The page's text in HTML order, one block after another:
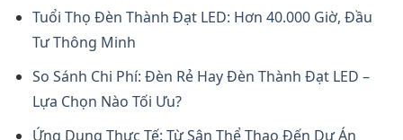
Tuổi Thọ Đèn Thành Đạt LED: Hơn 40.000 Giờ, Đầu
Tư Thông Minh
So Sánh Chi Phí: Đèn Rẻ Hay Đèn Thành Đạt LED –
Lựa Chọn Nào Tối Ưu?
Ứng Dụng Thực Tế: Từ Sân Thể Thao Đến Dự Án